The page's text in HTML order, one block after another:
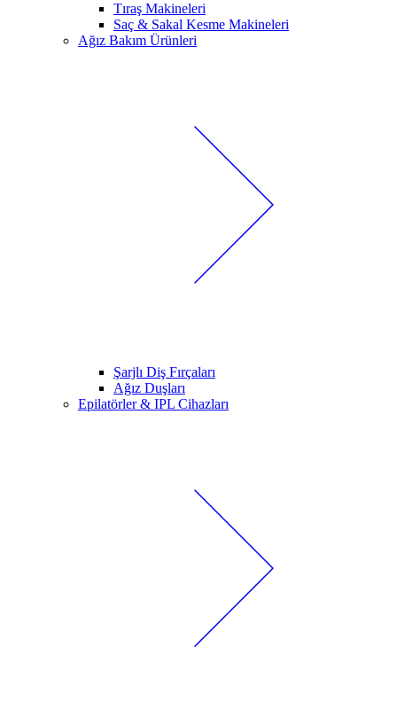
Tıraş Makineleri
Saç & Sakal Kesme Makineleri
Ağız Bakım Ürünleri
Şarjlı Diş Fırçaları
Ağız Duşları
Epilatörler & IPL Cihazları